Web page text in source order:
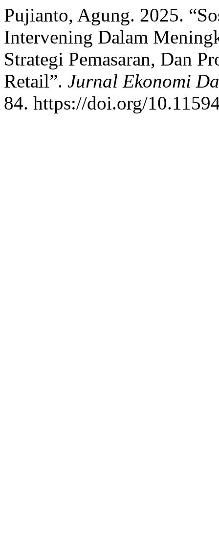
Pujianto, Agung. 2025.
Intervening Dalam
Strategi Pemasaran, Dan
Retail”. Jurnal Ekonomi
84. https://doi.org/